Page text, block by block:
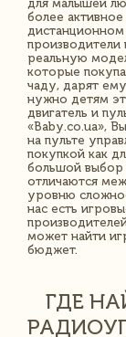
для малышей
более
производители
реальную
которые
чаду, дарят
нужно детям
двигатель и
«Baby.co.ua»,
на пульте
покупкой как
большой выбор
отличаются
уровню
нас есть
может найти
бюджет.
ГДЕ